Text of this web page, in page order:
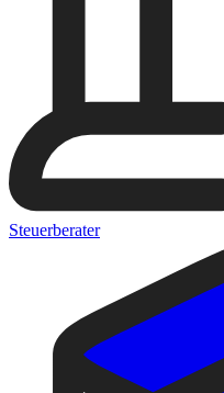
Steuerberater